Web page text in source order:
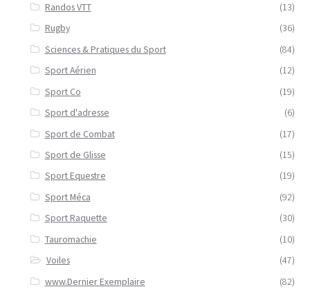
Randos VTT
(13)
Rugby
(36)
Sciences & Pratiques du Sport
(84)
Sport Aérien
(12)
Sport Co
(19)
Sport d'adresse
(6)
Sport de Combat
(17)
Sport de Glisse
(15)
Sport Equestre
(19)
Sport Méca
(92)
Sport Raquette
(30)
Tauromachie
(10)
Voiles
(47)
www.Dernier Exemplaire
(82)